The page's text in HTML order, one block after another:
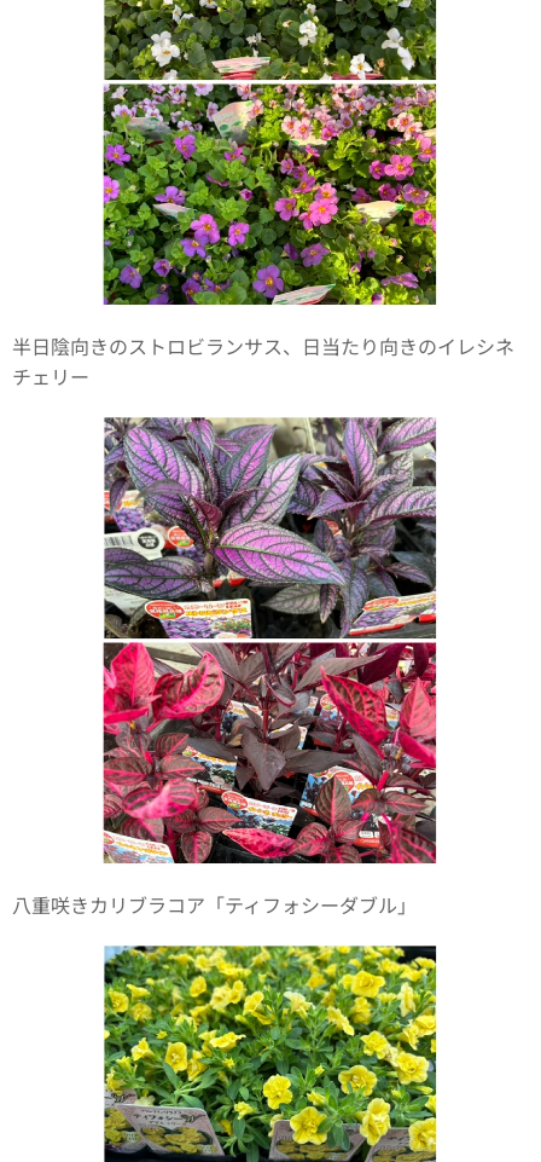
半日陰向きのストロビランサス、日当たり向きのイレシネ
チェリー
八重咲きカリブラコア「ティフォシーダブル」